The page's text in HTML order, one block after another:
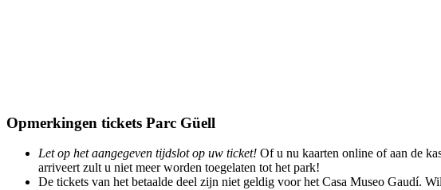
Opmerkingen tickets Parc Güell
Let op het aangegeven tijdslot op uw ticket! Of u nu kaarten online of aan de
arriveert zult u niet meer worden toegelaten tot het park!
De tickets van het betaalde deel zijn niet geldig voor het Casa Museo Gaudí.